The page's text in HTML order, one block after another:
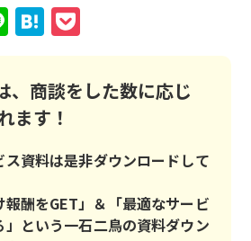
LineHatena
、商談をした数に応じ
ます！
資料は是非ダウンロードして
報酬をGET」＆「最適なサービ
という一石二鳥の資料ダウン